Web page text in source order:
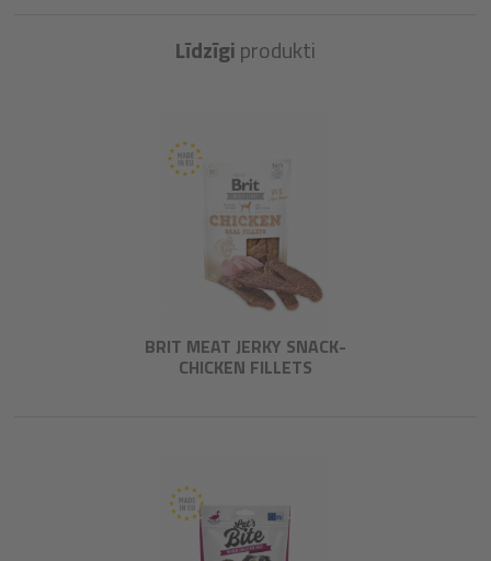
Līdzīgiprodukti
BRIT MEAT JERKY SNACK-
CHICKEN FILLETS